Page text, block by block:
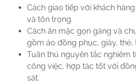
Cách giao tiếp với khách
và tôn trọng.
Cách ăn mặc gọn gàng và
gồm áo đồng phục, giày, thẻ,
Tuân thủ nguyên tắc nghiêm
công việc, hợp tác tốt với
sát.